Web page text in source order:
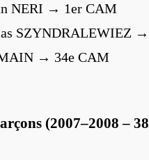
NERI → 1er CAM
SZYNDRALEWIEZ
→ 34e CAM
(2007–2008 –